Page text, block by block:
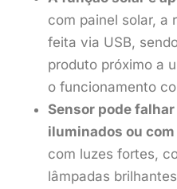
com painel solar, a
feita via USB,
produto próximo a
o funcionamento
Sensor pode
iluminados ou
com luzes fortes,
lâmpadas